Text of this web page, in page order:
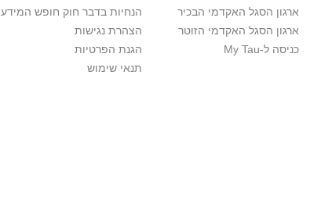
ארגון הסגל האקדמי הבכיר
ארגון הסגל האקדמי הזוטר
כניסה ל-My Tau
הנחיות בדבר חוק חופש המידע
הצהרת נגישות
הגנת הפרטיות
תנאי שימוש